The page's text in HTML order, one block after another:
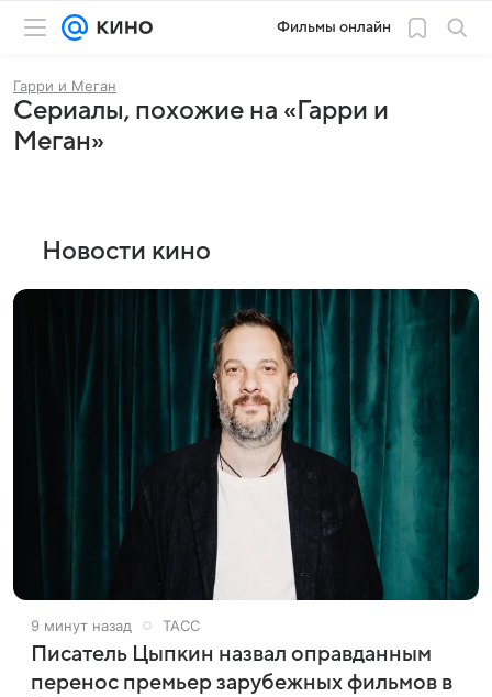
Фильмы онлайн
Гарри и Меган
Сериалы, похожие на «Гарри и
Меган»
Новости кино
9 минут назад ТАСС
Писатель Цыпкин назвал оправданным
перенос премьер зарубежных фильмов в